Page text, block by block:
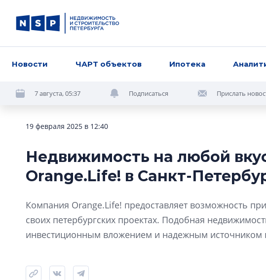
Новости ЧАРТ объектов Ипотека
7 августа, 05:37 Подписаться Прислать
19 февраля 2025 в 12:40
Недвижимость на любой
Orange.Life! в Санкт-
Компания Orange.Life! предоставляет возможность
своих петербургских проектах. Подобная
инвестиционным вложением и надежным источником